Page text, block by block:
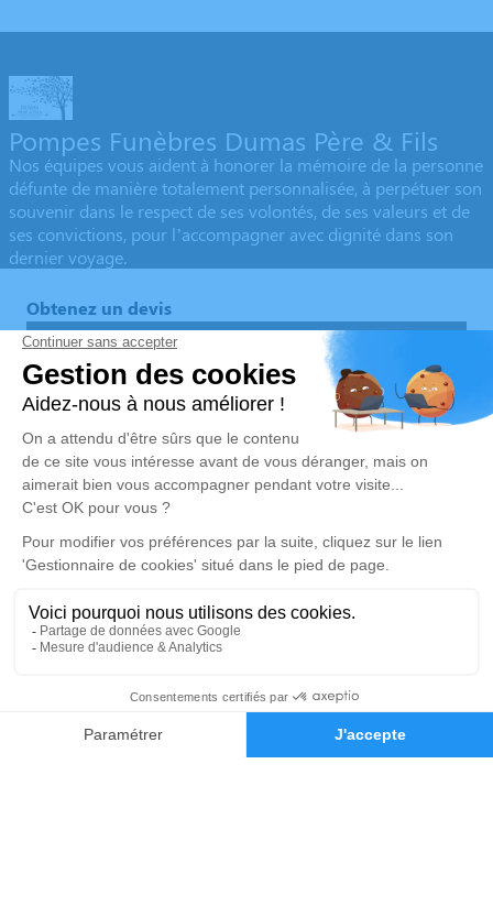
Demande de devis
Pompes Funèbres Dumas Père & Fils
Nos équipes vous aident à honorer la mémoire de la personne
défunte de manière totalement personnalisée, à perpétuer son
souvenir dans le respect de ses volontés, de ses valeurs et de
ses convictions, pour l’accompagner avec dignité dans son
dernier voyage.
Obtenez un devis
Devis prévoyance
Devis marbrerie
Notre agence
Pompes Funèbres Dumas Père et Fils
04 65 66 26 95
18 Rue Jules Ferry - 13120 - Gardanne
5/5 - 344 avis
Nos Services
Demande de rendez-vous en